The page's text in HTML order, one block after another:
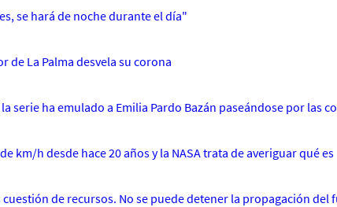
se hará de noche durante el día"
de La Palma desvela su corona
serie ha emulado a Emilia Pardo Bazán paseándose por las
km/h desde hace 20 años y la NASA trata de averiguar qué es
de recursos. No se puede detener la propagación